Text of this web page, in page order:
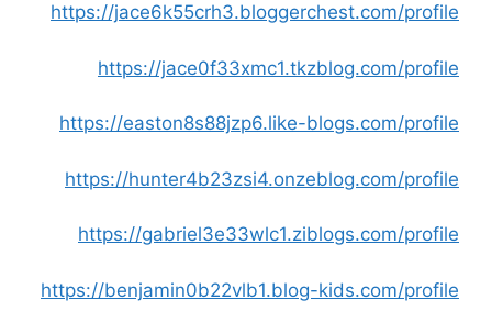
https://jace6k55crh3.bloggerchest.com/profile
https://jace0f33xmc1.tkzblog.com/profile
https://easton8s88jzp6.like-blogs.com/profile
https://hunter4b23zsi4.onzeblog.com/profile
https://gabriel3e33wlc1.ziblogs.com/profile
https://benjamin0b22vlb1.blog-kids.com/profile